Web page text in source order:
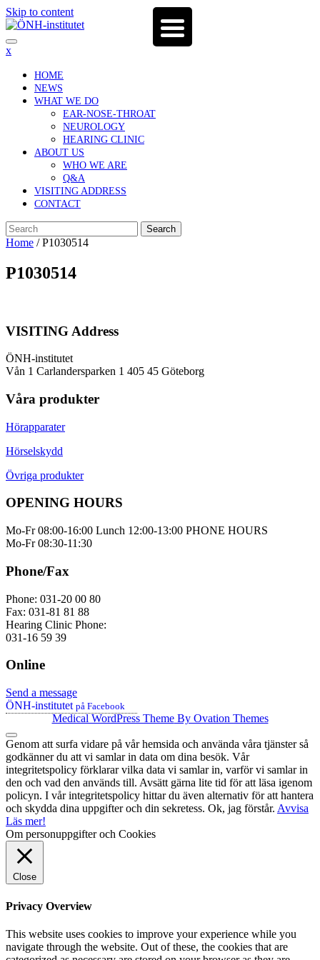
Skip to content
x
HOME
NEWS
WHAT WE DO
EAR-NOSE-THROAT
NEUROLOGY
HEARING CLINIC
ABOUT US
WHO WE ARE
Q&A
VISITING ADDRESS
CONTACT
Search
Home /P1030514
P1030514
VISITING Address
ÖNH-institutet
Vån 1 Carlandersparken 1 405 45 Göteborg
Våra produkter
Hörapparater
Hörselskydd
Övriga produkter
OPENING HOURS
Mo-Fr 08:00-16:00 Lunch 12:00-13:00 PHONE HOURS
Mo-Fr 08:30-11:30
Phone/Fax
Phone: 031-20 00 80
Fax: 031-81 81 88
Hearing Clinic Phone:
031-16 59 39
Online
Send a message
ÖNH-institutet på Facebook
Medical WordPress ThemeBy Ovation Themes
Genom att surfa vidare på vår hemsida och använda våra tjänster så
godkänner du att vi samlar in data om dina besök. Vår
integritetspolicy förklarar vilka data vi samlar in, varför vi samlar in
den och vad den används till. Avsätt gärna lite tid för att läsa igenom
policyn. I vår integritetspolicy hittar du även alternativ för att hantera
och skydda dina uppgifter och din sekretess. Ok, jag förstår. Avvisa
Läs mer!
Om personuppgifter och Cookies
Close
Privacy Overview
This website uses cookies to improve your experience while you
navigate through the website. Out of these, the cookies that are